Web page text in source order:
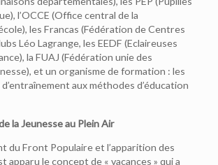
l’OCCE (Office central de la
les Francas (Fédération de Centres
Léo Lagrange, les EEDF (Eclaireuses
la FUAJ (Fédération unie des
et un organisme de formation : les
aux méthodes d’éducation
la Jeunesse au Plein Air
du Front Populaire et l’apparition des
apparu le concept de « vacances » qui a